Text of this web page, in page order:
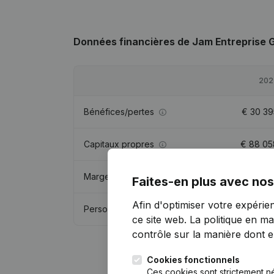
Données financières de Jam Entreprise
Bénéfices/pertes € 30
Capitaux propres € 88
Marge brute
Personnel
Faites-en plus avec
Afin d'optimiser votre
ce site web. La politique en
contrôle sur la manière dont
Cookies fonctionnels
Ces cookies sont strictement